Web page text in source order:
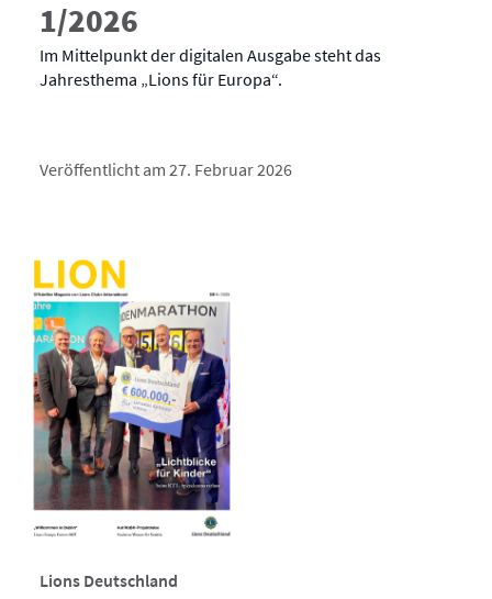
1/2026
Im Mittelpunkt der digitalen Ausgabe steht das
Jahresthema „Lions für Europa“.
Veröffentlicht am 27. Februar 2026
Lions Deutschland